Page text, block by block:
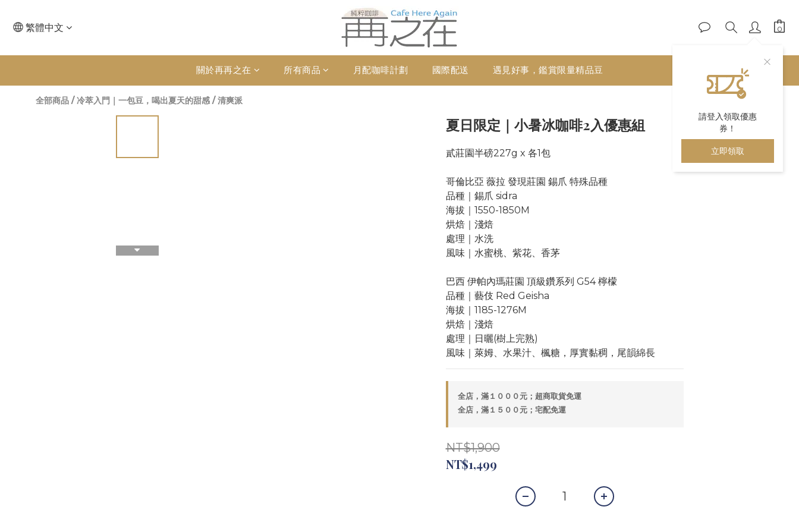
繁體中文
請登入領取優惠
券！
立即領取
關於再再之在 所有商品 月配咖啡計劃 國際配送 遇見好事，鑑賞限量精品豆
全部商品 /冷萃入門｜一包豆，喝出夏天的甜感 /清爽派
夏日限定｜小暑冰咖啡2入優惠組
貳莊園半磅227g x 各1包
哥倫比亞 薇拉 發現莊園 錫爪 特殊品種
品種｜錫爪 sidra
海拔｜1550-1850M
烘焙｜淺焙
處理｜水洗
風味｜水蜜桃、紫花、香茅
巴西 伊帕內瑪莊園 頂級鑽系列 G54 檸檬
品種｜藝伎 Red Geisha
海拔｜1185-1276M
烘焙｜淺焙
處理｜日曬(樹上完熟)
風味｜萊姆、水果汁、楓糖，厚實黏稠，尾韻綿長
全店，滿１０００元；超商取貨免運
全店，滿１５００元；宅配免運
NT$1,900
NT$1,499